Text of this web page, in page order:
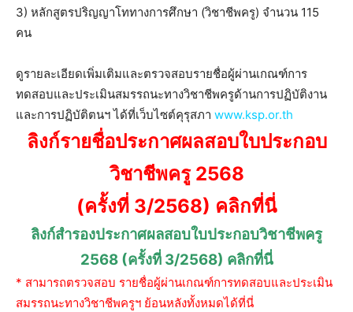
3) หลักสูตรปริญญาโททางการศึกษา (วิชาชีพครู) จำนวน 115
คน
ดูรายละเอียดเพิ่มเติมและตรวจสอบรายชื่อผู้ผ่านเกณฑ์การ
ทดสอบและประเมินสมรรถนะทางวิชาชีพครูด้านการปฏิบัติงาน
และการปฏิบัติตนฯ ได้ที่เว็บไซต์คุรุสภา www.ksp.or.th
ลิงก์รายชื่อประกาศผลสอบใบประกอบ
วิชาชีพครู 2568
(ครั้งที่ 3/2568) คลิกที่นี่
ลิงก์สำรองประกาศผลสอบใบประกอบวิชาชีพครู
2568 (ครั้งที่ 3/2568) คลิกที่นี่
* สามารถตรวจสอบ รายชื่อผู้ผ่านเกณฑ์การทดสอบและประเมิน
สมรรถนะทางวิชาชีพครูฯ ย้อนหลังทั้งหมดได้ที่นี่